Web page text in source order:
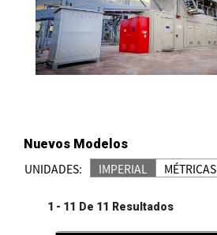
Nuevos Modelos
UNIDADES: IMPERIAL MÉTRICAS
1 - 11 De 11 Resultados